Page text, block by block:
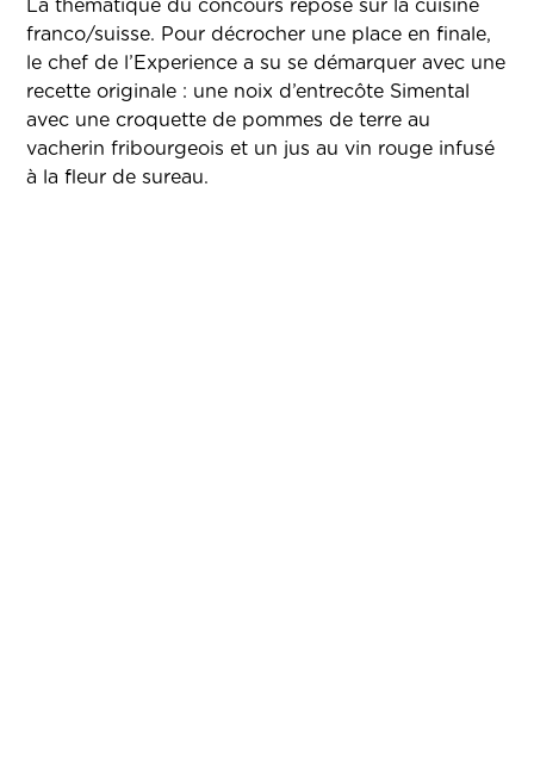
La thématique du concours repose sur la cuisine
franco/suisse. Pour décrocher une place en finale,
le chef de l’Experience a su se démarquer avec une
recette originale : une noix d’entrecôte Simental
avec une croquette de pommes de terre au
vacherin fribourgeois et un jus au vin rouge infusé
à la fleur de sureau.